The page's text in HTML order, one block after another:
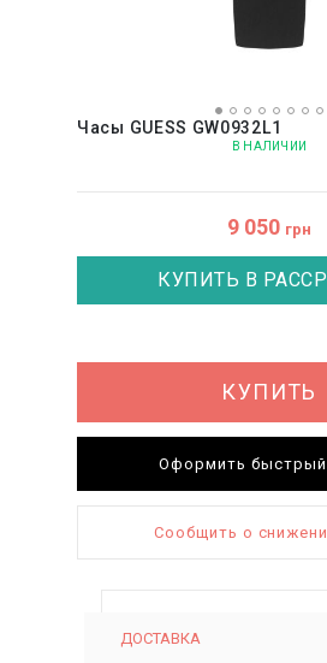
Часы GUESS GW0932L1
В НАЛИЧИИ
9 050 грн
КУПИТЬ В
КУПИТЬ
Оформить быстрый
Сообщить о
ДОСТАВКА